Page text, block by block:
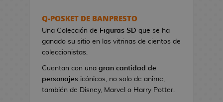
s
d
e
V
Q-POSKET DE BANPRESTO
Una Colección de Figuras SD que se ha
ganado su sitio en las vitrinas de cientos de
coleccionistas.
Cuentan con una gran cantidad de
personajes icónicos, no solo de anime,
también de Disney, Marvel o Harry Potter.